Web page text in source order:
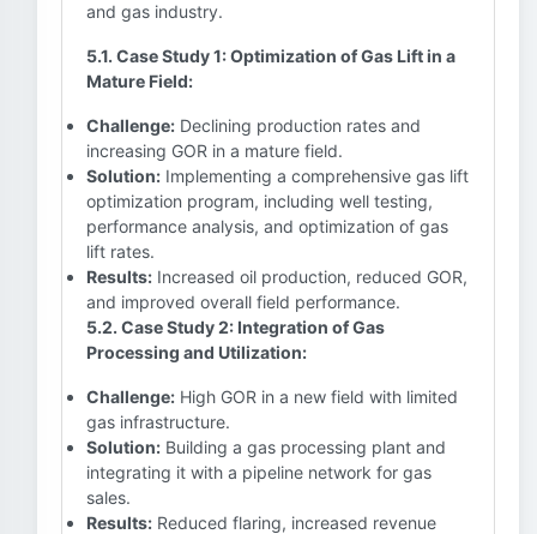
and gas industry.
5.1. Case Study 1: Optimization of Gas Lift in a
Mature Field:
Challenge: Declining production rates and
increasing GOR in a mature field.
Solution: Implementing a comprehensive gas lift
optimization program, including well testing,
performance analysis, and optimization of gas
lift rates.
Results: Increased oil production, reduced GOR,
and improved overall field performance.
5.2. Case Study 2: Integration of Gas
Processing and Utilization:
Challenge: High GOR in a new field with limited
gas infrastructure.
Solution: Building a gas processing plant and
integrating it with a pipeline network for gas
sales.
Results: Reduced flaring, increased revenue